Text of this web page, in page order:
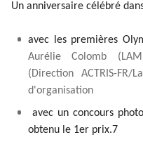
Un anniversaire célébré
avec les premières
Aurélie Colomb
(Direction ACTRIS-
d'organisation
avec un concours
obtenu le 1er prix.7